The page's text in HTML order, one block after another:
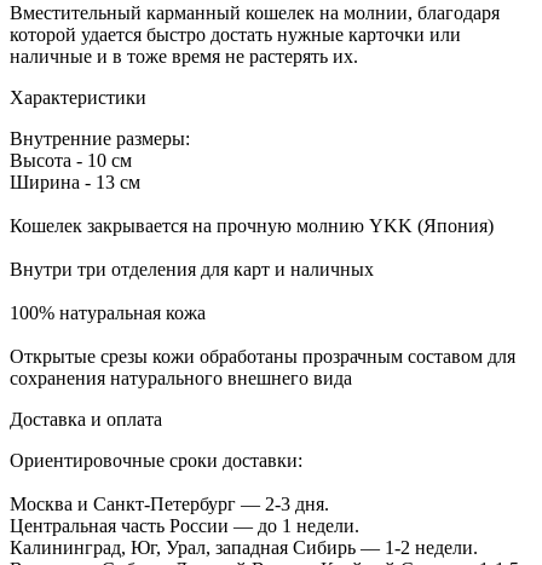
Вместительный карманный кошелек на молнии, благодаря
которой удается быстро достать нужные карточки или
наличные и в тоже время не растерять их.
Характеристики
Внутренние размеры:
Высота - 10 см
Ширина - 13 см
Кошелек закрывается на прочную молнию YKK (Япония)
Внутри три отделения для карт и наличных
100% натуральная кожа
Открытые срезы кожи обработаны прозрачным составом для
сохранения натурального внешнего вида
Доставка и оплата
Ориентировочные сроки доставки:
Москва и Санкт-Петербург — 2-3 дня.
Центральная часть России — до 1 недели.
Калининград, Юг, Урал, западная Сибирь — 1-2 недели.